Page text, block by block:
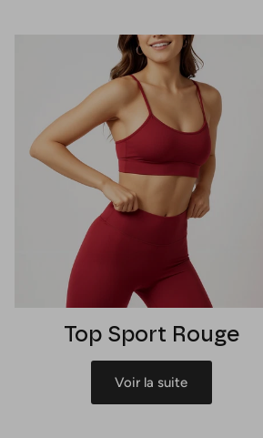
Top Sport Rouge
Voir la suite